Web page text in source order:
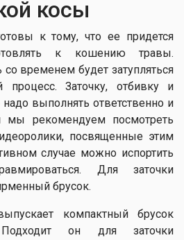
косы
к тому, что ее придется
к кошению травы.
временем будет затупляться
Заточку, отбивку и
выполнять ответственно и
мы рекомендуем посмотреть
посвященные этим
случае можно испортить
Для заточки
брусок.
компактный брусок
он для заточки